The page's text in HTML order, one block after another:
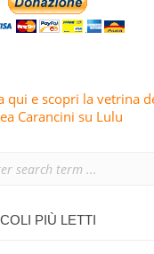
qui e scopri la vetrina
Carancini su Lulu
PIÙ LETTI